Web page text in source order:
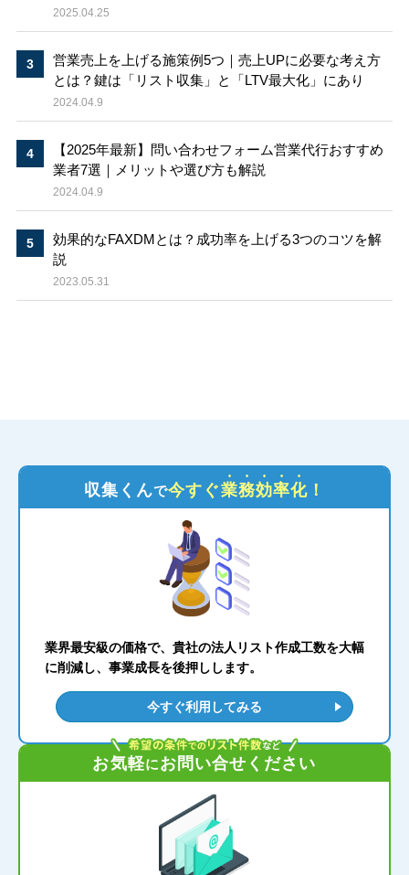
2025.04.25
営業売上を上げる施策例5つ｜売上UPに必要な考え方
とは？鍵は「リスト収集」と「LTV最大化」にあり
2024.04.9
【2025年最新】問い合わせフォーム営業代行おすすめ
業者7選｜メリットや選び方も解説
2024.04.9
効果的なFAXDMとは？成功率を上げる3つのコツを解
説
2023.05.31
収集くんで今すぐ業務効率化！
業界最安級の価格で、貴社の法人リスト作成工数を大幅
に削減し、事業成長を後押しします。
今すぐ利用してみる
お気軽にお問い合せください